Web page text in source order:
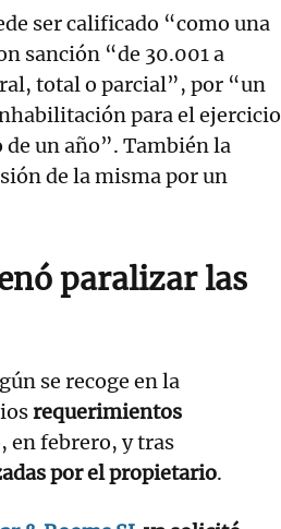
ser calificado “como una
sanción “de 30.001 a
total o parcial”, por “un
para el ejercicio
un año”. También la
de la misma por un
paralizar las
se recoge en la
requerimientos
en febrero, y tras
por el propietario.